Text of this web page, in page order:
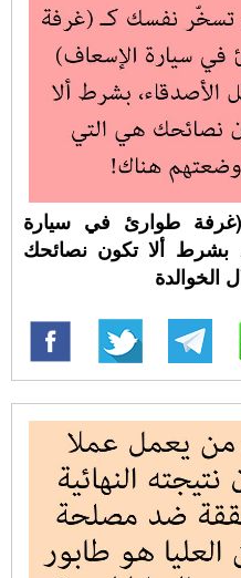
طوارئ في سيارة
بشرط ألا تكون نصائحك
الخوالدة